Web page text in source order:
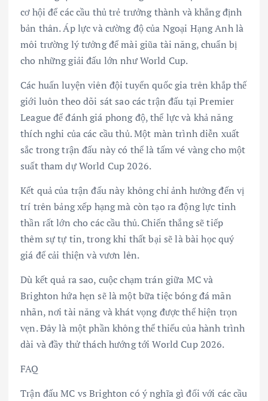
cơ hội để các cầu thủ trẻ trưởng thành và khẳng định
bản thân. Áp lực và cường độ của Ngoại Hạng Anh là
môi trường lý tưởng để mài giũa tài năng, chuẩn bị
cho những giải đấu lớn như World Cup.
Các huấn luyện viên đội tuyển quốc gia trên khắp thế
giới luôn theo dõi sát sao các trận đấu tại Premier
League để đánh giá phong độ, thể lực và khả năng
thích nghi của các cầu thủ. Một màn trình diễn xuất
sắc trong trận đấu này có thể là tấm vé vàng cho một
suất tham dự World Cup 2026.
Kết quả của trận đấu này không chỉ ảnh hưởng đến vị
trí trên bảng xếp hạng mà còn tạo ra động lực tinh
thần rất lớn cho các cầu thủ. Chiến thắng sẽ tiếp
thêm sự tự tin, trong khi thất bại sẽ là bài học quý
giá để cải thiện và vươn lên.
Dù kết quả ra sao, cuộc chạm trán giữa MC và
Brighton hứa hẹn sẽ là một bữa tiệc bóng đá mãn
nhãn, nơi tài năng và khát vọng được thể hiện trọn
vẹn. Đây là một phần không thể thiếu của hành trình
dài và đầy thử thách hướng tới World Cup 2026.
FAQ
Trận đấu MC vs Brighton có ý nghĩa gì đối với các cầu